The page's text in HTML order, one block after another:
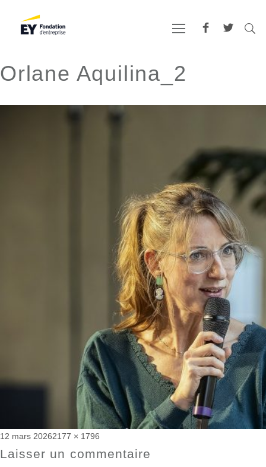
Orlane Aquilina_2
Publié
le
12 mars 2026Taille
réelle
2177 × 1796
Laisser un commentaire